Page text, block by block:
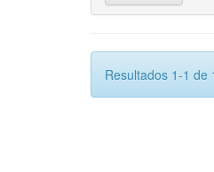
Resultados 1-1 de